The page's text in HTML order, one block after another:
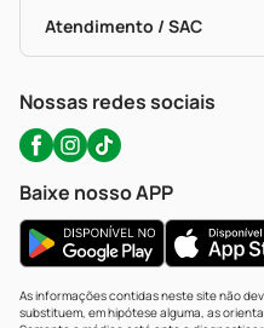
Políticas De Marketplace
Certificado De Segurança
Portal Da Privacidade
Atendimento / SAC
WhatsApp (47) 9202-1687
Nossas redes sociais
Baixe nosso APP
As informações contidas neste site não
substituem, em hipótese alguma, as